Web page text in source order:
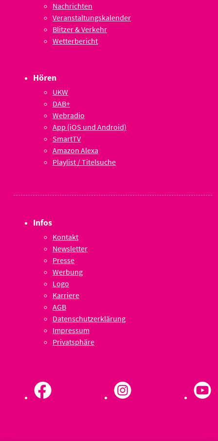
Nachrichten
Veranstaltungskalender
Blitzer & Verkehr
Wetterbericht
Hören
UKW
DAB+
Webradio
App (iOS und Android)
SmartTV
Amazon Alexa
Playlist / Titelsuche
Infos
Kontakt
Newsletter
Presse
Werbung
Logo
Karriere
AGB
Datenschutzerklärung
Impressum
Privatsphäre